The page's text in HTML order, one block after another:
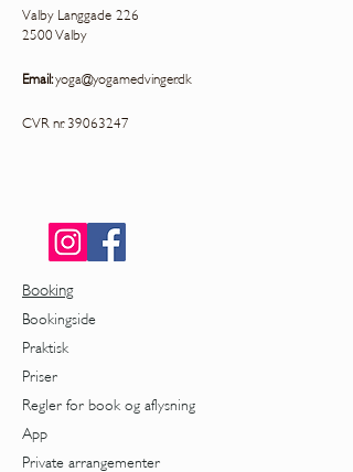
Valby Langgade 226
2500 Valby
Email:yoga@yogamedvinger.dk
CVR nr. 39063247
Booking
Bookingside
Praktisk
Priser
Regler for book og aflysning
App
Private arrangementer